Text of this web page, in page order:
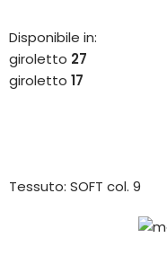
Disponibile in:
giroletto 27
giroletto 17
Tessuto: SOFT col. 9